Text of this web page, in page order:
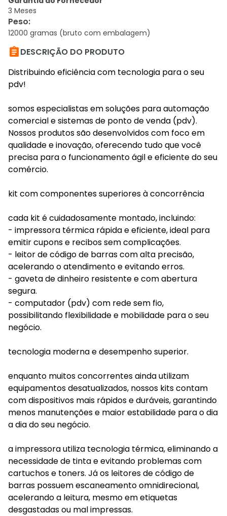
3 Meses
Peso:
12000 gramas (bruto com embalagem)
DESCRIÇÃO DO PRODUTO
Distribuindo eficiência com tecnologia para o seu
pdv!
somos especialistas em soluções para automação
comercial e sistemas de ponto de venda (pdv).
Nossos produtos são desenvolvidos com foco em
qualidade e inovação, oferecendo tudo que você
precisa para o funcionamento ágil e eficiente do seu
comércio.
kit com componentes superiores à concorrência
cada kit é cuidadosamente montado, incluindo:
- impressora térmica rápida e eficiente, ideal para
emitir cupons e recibos sem complicações.
- leitor de código de barras com alta precisão,
acelerando o atendimento e evitando erros.
- gaveta de dinheiro resistente e com abertura
segura.
- computador (pdv) com rede sem fio,
possibilitando flexibilidade e mobilidade para o seu
negócio.
tecnologia moderna e desempenho superior.
enquanto muitos concorrentes ainda utilizam
equipamentos desatualizados, nossos kits contam
com dispositivos mais rápidos e duráveis, garantindo
menos manutenções e maior estabilidade para o dia
a dia do seu negócio.
a impressora utiliza tecnologia térmica, eliminando a
necessidade de tinta e evitando problemas com
cartuchos e toners. Já os leitores de código de
barras possuem escaneamento omnidirecional,
acelerando a leitura, mesmo em etiquetas
desgastadas ou mal impressas.